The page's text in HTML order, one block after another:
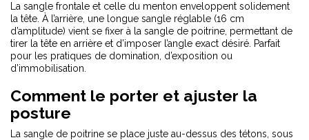
La sangle frontale et celle du menton enveloppent solidement
la tête. À l’arrière, une longue sangle réglable (16 cm
d’amplitude) vient se fixer à la sangle de poitrine, permettant de
tirer la tête en arrière et d’imposer l’angle exact désiré. Parfait
pour les pratiques de domination, d’exposition ou
d’immobilisation.
Comment le porter et ajuster la
posture
La sangle de poitrine se place juste au-dessus des tétons, sous